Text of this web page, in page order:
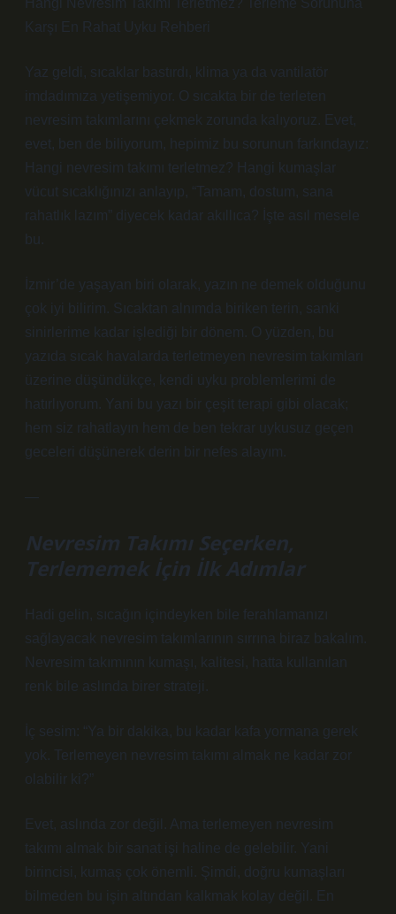
Hangi Nevresim Takımı Terletmez? Terleme Sorununa
Karşı En Rahat Uyku Rehberi
Yaz geldi, sıcaklar bastırdı, klima ya da vantilatör
imdadımıza yetişemiyor. O sıcakta bir de terleten
nevresim takımlarını çekmek zorunda kalıyoruz. Evet,
evet, ben de biliyorum, hepimiz bu sorunun farkındayız:
Hangi nevresim takımı terletmez? Hangi kumaşlar
vücut sıcaklığınızı anlayıp, “Tamam, dostum, sana
rahatlık lazım” diyecek kadar akıllıca? İşte asıl mesele
bu.
İzmir’de yaşayan biri olarak, yazın ne demek olduğunu
çok iyi bilirim. Sıcaktan alnımda biriken terin, sanki
sinirlerime kadar işlediği bir dönem. O yüzden, bu
yazıda sıcak havalarda terletmeyen nevresim takımları
üzerine düşündükçe, kendi uyku problemlerimi de
hatırlıyorum. Yani bu yazı bir çeşit terapi gibi olacak;
hem siz rahatlayın hem de ben tekrar uykusuz geçen
geceleri düşünerek derin bir nefes alayım.
—
Nevresim Takımı Seçerken,
Terlememek İçin İlk Adımlar
Hadi gelin, sıcağın içindeyken bile ferahlamanızı
sağlayacak nevresim takımlarının sırrına biraz bakalım.
Nevresim takımının kumaşı, kalitesi, hatta kullanılan
renk bile aslında birer strateji.
İç sesim: “Ya bir dakika, bu kadar kafa yormana gerek
yok. Terlemeyen nevresim takımı almak ne kadar zor
olabilir ki?”
Evet, aslında zor değil. Ama terlemeyen nevresim
takımı almak bir sanat işi haline de gelebilir. Yani
birincisi, kumaş çok önemli. Şimdi, doğru kumaşları
bilmeden bu işin altından kalkmak kolay değil. En